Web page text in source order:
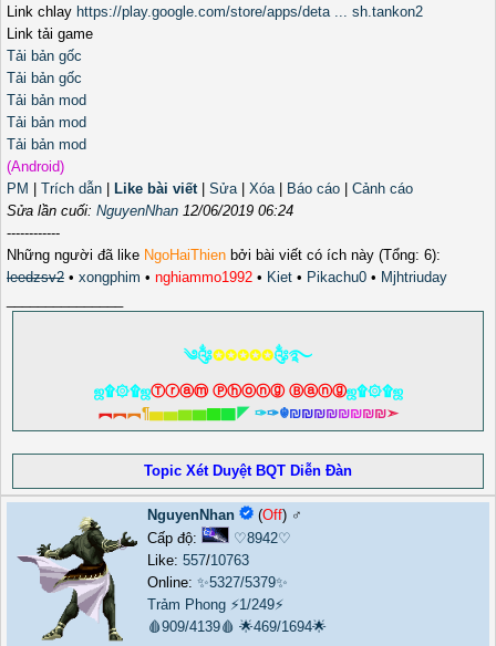
Link chlay https://play.google.com/store/apps/deta ... sh.tankon2
Link tải game
Tải bản gốc
Tải bản gốc
Tải bản mod
Tải bản mod
Tải bản mod
(Android)
PM
Trích dẫn Like bài viết| Sửa| Xóa| Báo cáo
Cảnh cáo
Sửa lần cuối: NguyenNhan 12/06/2019 06:24
------------
Những người đã like NgoHaiThien bởi bài viết có ích này (Tổng: 6):
leedzsv2 • xongphim • nghiammo1992 • Kiet • Pikachu0 • Mjhtriuday
༄༂✪✪✪✪✪༂࿐
ஜ۩۞۩ஜⓉⓡⓐⓜ Ⓟⓗⓞⓝⓖ Ⓑⓐⓝⓖஜ۩۞۩ஜ
︻︻︻¶▅▅▆▆▇▇◤ ✑✑☬₪₪₪₪₪₪₪₪➣
Topic Xét Duyệt BQT Diễn Đàn
NguyenNhan (Off) ♂️
Cấp độ:
♡8942♡
Like:557/10763
Online:✨5327/5379✨
Trảm Phong ⚡1/249⚡
🩸909/4139🩸 🌟469/1694🌟